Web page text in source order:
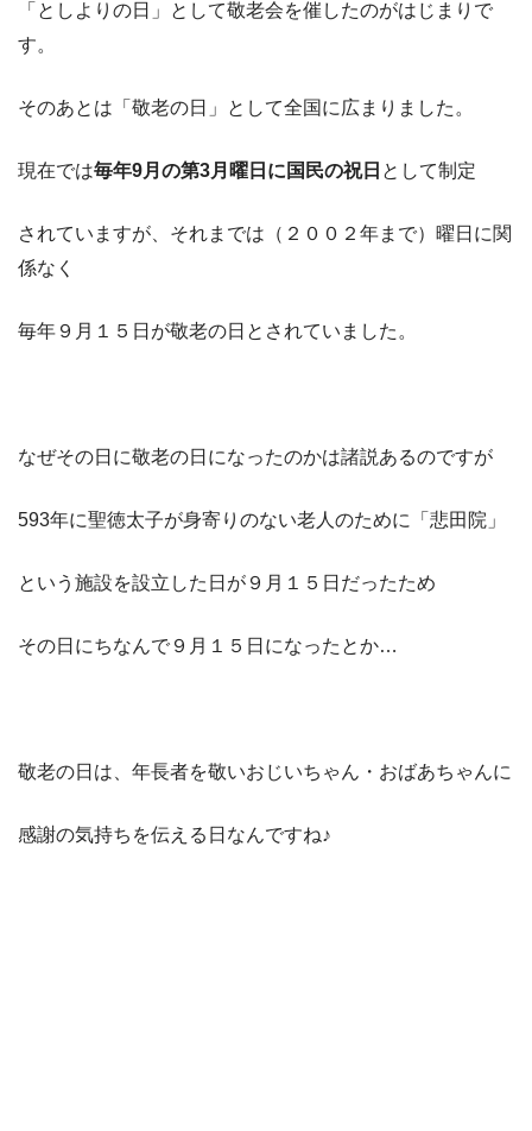
「としよりの日」として敬老会を催したのがはじまりで
す。
そのあとは「敬老の日」として全国に広まりました。
現在では毎年9月の第3月曜日に国民の祝日 として制定
されていますが、それまでは（２００２年まで）曜日に関
係なく
毎年９月１５日が敬老の日とされていました。
なぜその日に敬老の日になったのかは諸説あるのですが
593年に聖徳太子が身寄りのない老人のために「悲田院」
という施設を設立した日が９月１５日だったため
その日にちなんで９月１５日になったとか…
敬老の日は、年長者を敬いおじいちゃん・おばあちゃんに
感謝の気持ちを伝える日なんですね♪